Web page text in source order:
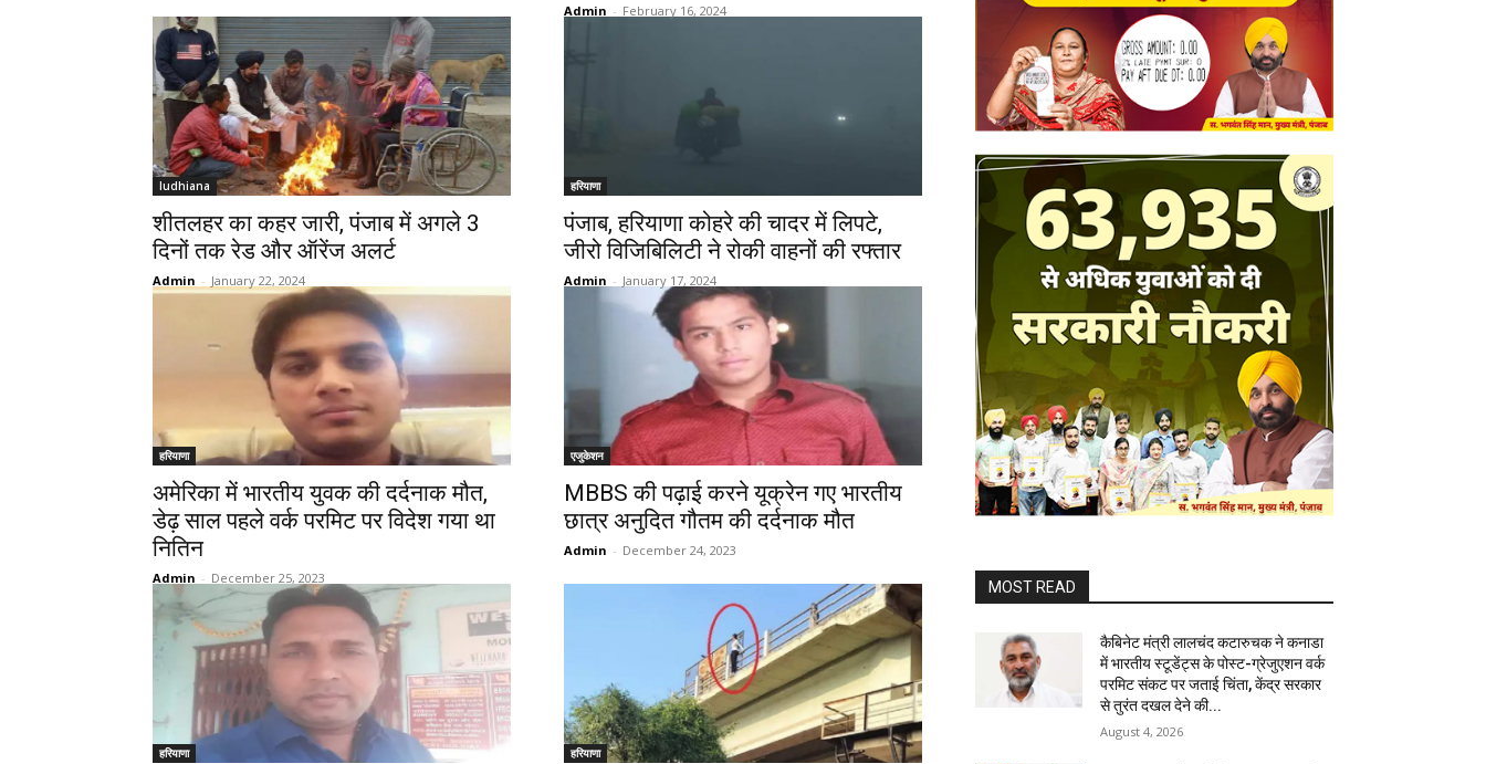
Admin - February 16, 2024
ludhiana
शीतलहर का कहर जारी, पंजाब में अगले 3
दिनों तक रेड और ऑरेंज अलर्ट
Admin - January 22, 2024
हरियाणा
पंजाब, हरियाणा कोहरे की चादर में लिपटे,
जीरो विजिबिलिटी ने रोकी वाहनों की रफ्तार
Admin - January 17, 2024
हरियाणा
अमेरिका में भारतीय युवक की दर्दनाक मौत,
डेढ़ साल पहले वर्क परमिट पर विदेश गया था
नितिन
Admin - December 25, 2023
एजुकेशन
MBBS की पढ़ाई करने यूक्रेन गए भारतीय
छात्र अनुदित गौतम की दर्दनाक मौत
Admin - December 24, 2023
हरियाणा हरियाणा
MOST READ
कैबिनेट मंत्री लालचंद कटारुचक ने कनाडा
में भारतीय स्टूडेंट्स के पोस्ट-ग्रेजुएशन वर्क
परमिट संकट पर जताई चिंता, केंद्र सरकार
से तुरंत दखल देने की...
August 4, 2026